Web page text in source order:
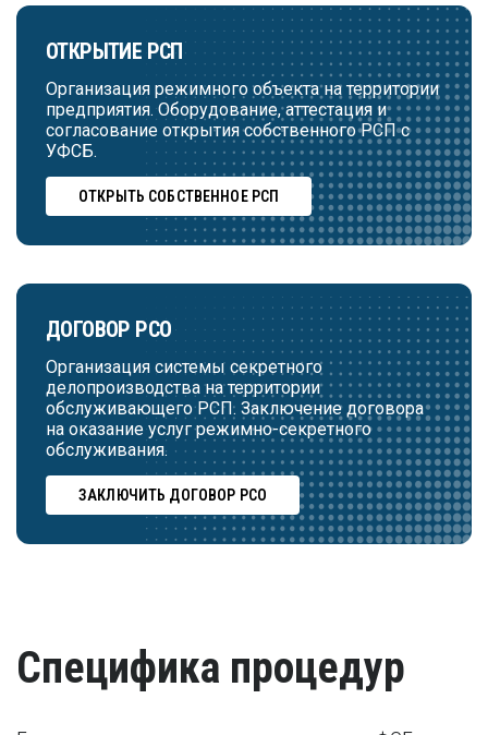
ОТКРЫТИЕ РСП
Организация режимного объекта на территории
предприятия. Оборудование, аттестация и
согласование открытия собственного РСП с
УФСБ.
ОТКРЫТЬ СОБСТВЕННОЕ РСП
ДОГОВОР РСО
Организация системы секретного
делопроизводства на территории
обслуживающего РСП. Заключение договора
на оказание услуг режимно-секретного
обслуживания.
ЗАКЛЮЧИТЬ ДОГОВОР РСО
Специфика процедур